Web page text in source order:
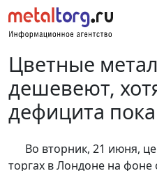
Цветные
дешевеют,
дефицита
Во вторник, 21 июня,
торгах в Лондоне на